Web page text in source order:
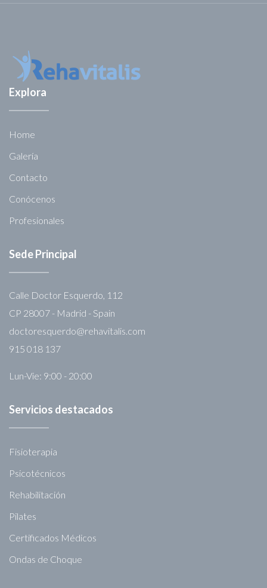
Explora
Home
Galería
Contacto
Conócenos
Profesionales
Sede Principal
Calle Doctor Esquerdo, 112
CP 28007 - Madrid - Spain
doctoresquerdo@rehavitalis.com
915 018 137
Lun-Vie: 9:00 - 20:00
Servicios destacados
Fisioterapia
Psicotécnicos
Rehabilitación
Pilates
Certificados Médicos
Ondas de Choque